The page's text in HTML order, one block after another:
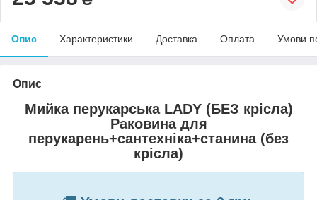
Опис Характеристики Доставка Оплата Умови
Опис
Мийка перукарська LADY (БЕЗ крісла)
Раковина для
перукарень+сантехніка+станина (без
крісла)